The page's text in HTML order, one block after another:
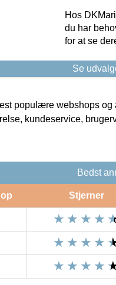
Hos
du har
for at se
Se
populære webshops
kundeservice,
Bedst
Stjerner